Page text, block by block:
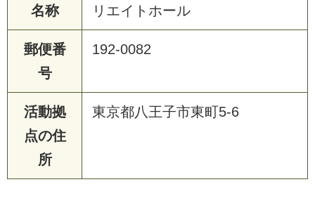
名称
リエイトホール
郵便番
号
192-0082
活動拠
点の住
所
東京都八王子市東町5-6